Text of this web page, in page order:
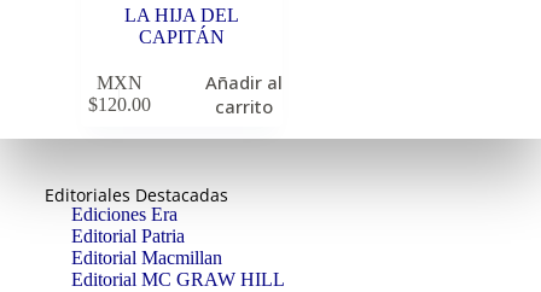
LA HIJA DEL
CAPITÁN
MXN
$120.00
Añadir al
carrito
Editoriales Destacadas
Ediciones Era
Editorial Patria
Editorial Macmillan
Editorial MC GRAW HILL